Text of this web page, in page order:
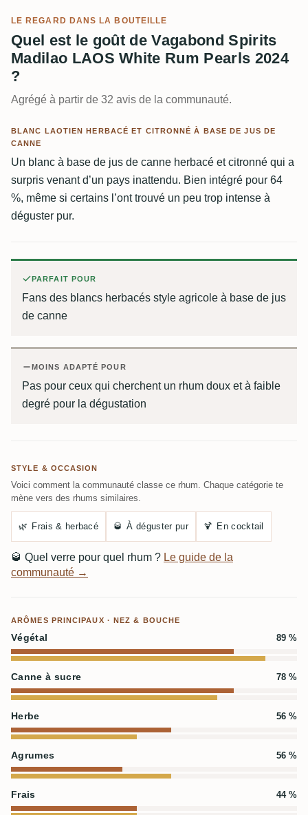
LE REGARD DANS LA BOUTEILLE
Quel est le goût de Vagabond Spirits
Madilao LAOS White Rum Pearls 2024
?
Agrégé à partir de 32 avis de la communauté.
BLANC LAOTIEN HERBACÉ ET CITRONNÉ À BASE DE JUS DE
CANNE
Un blanc à base de jus de canne herbacé et citronné qui a
surpris venant d’un pays inattendu. Bien intégré pour 64
%, même si certains l’ont trouvé un peu trop intense à
déguster pur.
PARFAIT POUR
Fans des blancs herbacés style agricole à base de jus
de canne
MOINS ADAPTÉ POUR
Pas pour ceux qui cherchent un rhum doux et à faible
degré pour la dégustation
STYLE & OCCASION
Voici comment la communauté classe ce rhum. Chaque catégorie te
mène vers des rhums similaires.
🌿 Frais & herbacé 🥃 À déguster pur 🍹 En cocktail
🥃 Quel verre pour quel rhum ? Le guide de la
communauté →
ARÔMES PRINCIPAUX · NEZ & BOUCHE
Végétal 89 %
Canne à sucre 78 %
Herbe 56 %
Agrumes 56 %
Frais 44 %